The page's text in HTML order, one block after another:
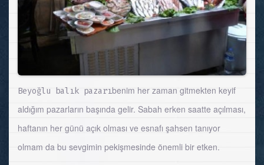
Beyoğlu balık pazarıbenim her zaman gitmekten keyif
aldığım pazarların başında gelir. Sabah erken saatte açılması,
haftanın her günü açık olması ve esnafı şahsen tanıyor
olmam da bu sevgimin pekişmesinde önemli bir etken.